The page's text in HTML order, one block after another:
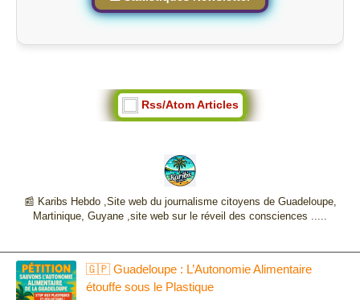
Rss/Atom Articles
📰 Karibs Hebdo ,Site web du journalisme citoyens de Guadeloupe,
Martinique, Guyane ,site web sur le réveil des consciences .....
🇬🇵 Guadeloupe : L’Autonomie Alimentaire
étouffe sous le Plastique